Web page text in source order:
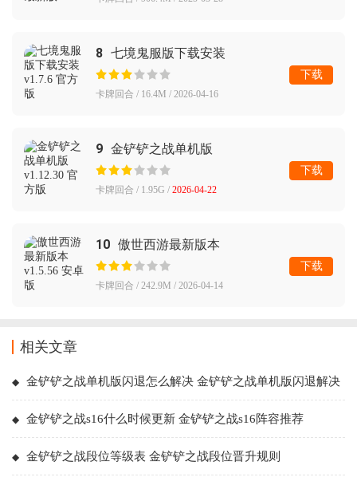
8 七境鬼服版下载安装
卡牌回合 / 16.4M / 2026-04-16
下载
9 金铲铲之战单机版
卡牌回合 / 1.95G / 2026-04-22
下载
10 傲世西游最新版本
卡牌回合 / 242.9M / 2026-04-14
下载
相关文章
金铲铲之战单机版闪退怎么解决 金铲铲之战单机版闪退解决
金铲铲之战s16什么时候更新 金铲铲之战s16阵容推荐
金铲铲之战段位等级表 金铲铲之战段位晋升规则